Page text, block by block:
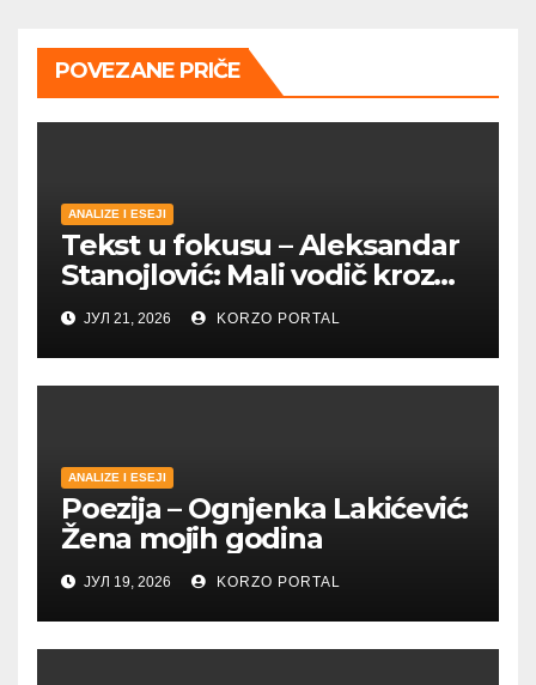
POVEZANE PRIČE
ANALIZE I ESEJI
Tekst u fokusu – Aleksandar
Stanojlović: Mali vodič kroz
Metohiju
ЈУЛ 21, 2026 KORZO PORTAL
ANALIZE I ESEJI
Poezija – Ognjenka Lakićević:
Žena mojih godina
ЈУЛ 19, 2026 KORZO PORTAL